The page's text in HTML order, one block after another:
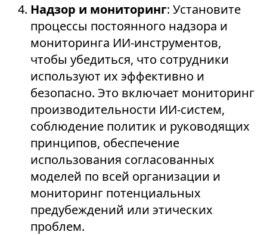
Надзор и мониторинг: Установите
процессы постоянного надзора и
мониторинга ИИ-инструментов,
чтобы убедиться, что сотрудники
используют их эффективно и
безопасно. Это включает мониторинг
производительности ИИ-систем,
соблюдение политик и руководящих
принципов, обеспечение
использования согласованных
моделей по всей организации и
мониторинг потенциальных
предубеждений или этических
проблем.